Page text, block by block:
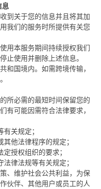
息
到关于您的信息并且将其加
我们的服务时所提供有关您
用本服务期间持续授权我们
止使用并删除上述信息。
和国境内。如需跨境传输，
所必需的最短时间保留您的
有可能因需符合法律要求，
关规定；
他法律程序的规定；
授权组织的要求；
律法规等有关规定；
、维护社会公共利益，为保
伙伴、其他用户或员工的人